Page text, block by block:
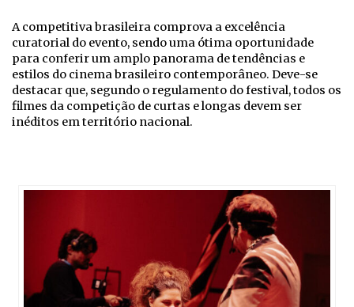
A competitiva brasileira comprova a excelência
curatorial do evento, sendo uma ótima oportunidade
para conferir um amplo panorama de tendências e
estilos do cinema brasileiro contemporâneo. Deve-se
destacar que, segundo o regulamento do festival, todos os
filmes da competição de curtas e longas devem ser
inéditos em território nacional.